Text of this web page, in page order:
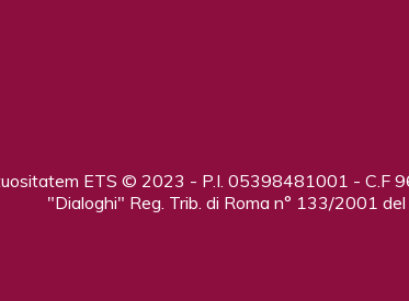
ETS © 2023 - P.I. 05398481001 -
"Dialoghi" Reg. Trib. di Roma n° 133/2001